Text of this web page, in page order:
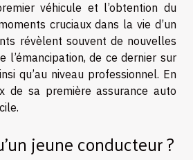
véhicule et l’obtention du
cruciaux dans la vie d’un
révèlent souvent de nouvelles
l’émancipation, de ce dernier sur
qu’au niveau professionnel. En
de sa première assurance auto
jeune conducteur ?